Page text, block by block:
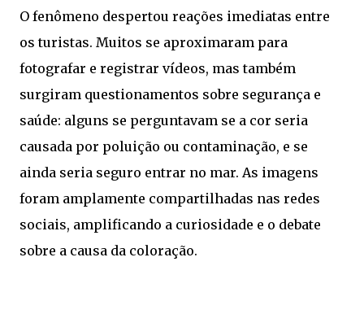
O fenômeno despertou reações imediatas entre
os turistas. Muitos se aproximaram para
fotografar e registrar vídeos, mas também
surgiram questionamentos sobre segurança e
saúde: alguns se perguntavam se a cor seria
causada por poluição ou contaminação, e se
ainda seria seguro entrar no mar. As imagens
foram amplamente compartilhadas nas redes
sociais, amplificando a curiosidade e o debate
sobre a causa da coloração.